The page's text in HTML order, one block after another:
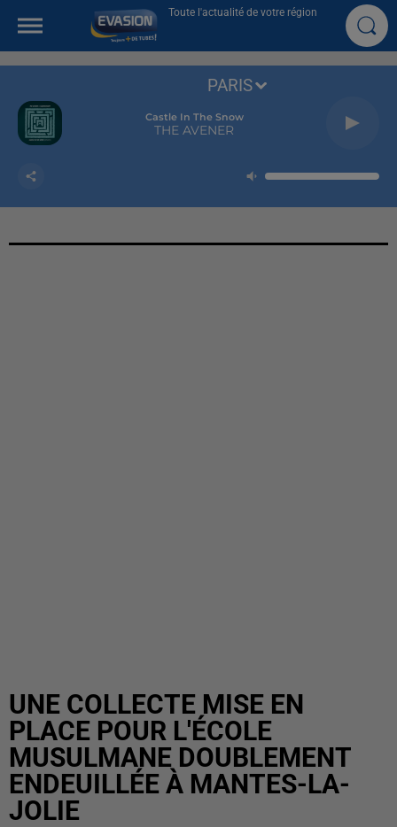
Toute l'actualité de votre région
Castle In The Snow
THE AVENER
PARIS
UNE COLLECTE MISE EN
PLACE POUR L'ÉCOLE
MUSULMANE DOUBLEMENT
ENDEUILLÉE À MANTES-LA-
JOLIE